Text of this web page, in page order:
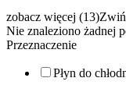
zobacz więcej (13)Zwiń
Nie znaleziono żadnej
Przeznaczenie
Płyn do